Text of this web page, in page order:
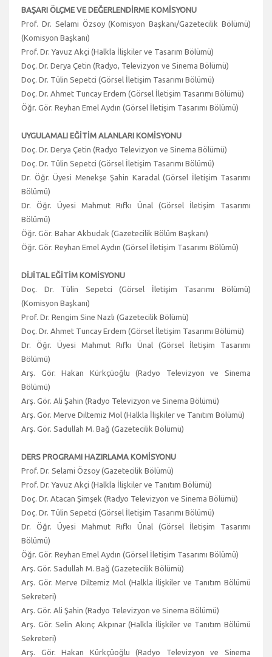
BAŞARI ÖLÇME VE DEĞERLENDİRME KOMİSYONU
Prof. Dr. Selami Özsoy (Komisyon Başkanı/Gazetecilik Bölümü)
(Komisyon Başkanı)
Prof. Dr. Yavuz Akçi (Halkla İlişkiler ve Tasarım Bölümü)
Doç. Dr. Derya Çetin (Radyo, Televizyon ve Sinema Bölümü)
Doç. Dr. Tülin Sepetci (Görsel İletişim Tasarımı Bölümü)
Doç. Dr. Ahmet Tuncay Erdem (Görsel İletişim Tasarımı Bölümü)
Öğr. Gör. Reyhan Emel Aydın (Görsel İletişim Tasarımı Bölümü)
UYGULAMALI EĞİTİM ALANLARI KOMİSYONU
Doç. Dr. Derya Çetin (Radyo Televizyon ve Sinema Bölümü)
Doç. Dr. Tülin Sepetci (Görsel İletişim Tasarımı Bölümü)
Dr. Öğr. Üyesi Menekşe Şahin Karadal (Görsel İletişim Tasarımı
Bölümü)
Dr. Öğr. Üyesi Mahmut Rıfkı Ünal (Görsel İletişim Tasarımı
Bölümü)
Öğr. Gör. Bahar Akbudak (Gazetecilik Bölüm Başkanı)
Öğr. Gör. Reyhan Emel Aydın (Görsel İletişim Tasarımı Bölümü)
DİJİTAL EĞİTİM KOMİSYONU
Doç. Dr. Tülin Sepetci (Görsel İletişim Tasarımı Bölümü)
(Komisyon Başkanı)
Prof. Dr. Rengim Sine Nazlı (Gazetecilik Bölümü)
Doç. Dr. Ahmet Tuncay Erdem (Görsel İletişim Tasarımı Bölümü)
Dr. Öğr. Üyesi Mahmut Rıfkı Ünal (Görsel İletişim Tasarımı
Bölümü)
Arş. Gör. Hakan Kürkçüoğlu (Radyo Televizyon ve Sinema
Bölümü)
Arş. Gör. Ali Şahin (Radyo Televizyon ve Sinema Bölümü)
Arş. Gör. Merve Diltemiz Mol (Halkla İlişkiler ve Tanıtım Bölümü)
Arş. Gör. Sadullah M. Bağ (Gazetecilik Bölümü)
DERS PROGRAMI HAZIRLAMA KOMİSYONU
Prof. Dr. Selami Özsoy (Gazetecilik Bölümü)
Prof. Dr. Yavuz Akçi (Halkla İlişkiler ve Tanıtım Bölümü)
Doç. Dr. Atacan Şimşek (Radyo Televizyon ve Sinema Bölümü)
Doç. Dr. Tülin Sepetci (Görsel İletişim Tasarımı Bölümü)
Dr. Öğr. Üyesi Mahmut Rıfkı Ünal (Görsel İletişim Tasarımı
Bölümü)
Öğr. Gör. Reyhan Emel Aydın (Görsel İletişim Tasarımı Bölümü)
Arş. Gör. Sadullah M. Bağ (Gazetecilik Bölümü)
Arş. Gör. Merve Diltemiz Mol (Halkla İlişkiler ve Tanıtım Bölümü
Sekreteri)
Arş. Gör. Ali Şahin (Radyo Televizyon ve Sinema Bölümü)
Arş. Gör. Selin Akınç Akpınar (Halkla İlişkiler ve Tanıtım Bölümü
Sekreteri)
Arş. Gör. Hakan Kürkçüoğlu (Radyo Televizyon ve Sinema